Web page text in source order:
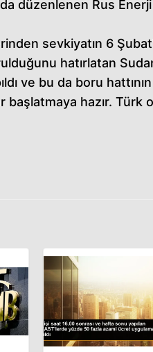
düzenlenen Rus Enerji
sevkiyatın 6
hatırlatan
ve bu da boru
hazır. Türk